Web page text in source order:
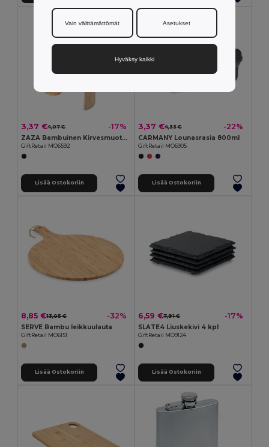
3,37 €4,07 € -17%
ZAZA Bambuinen Kirvesmuotoinen Pizzaleikkuri
GiftRetail MO6592
Lisää Ostokoriin
3,37 €4,33 € -22%
CARMANY Lounasrasia 800ml
GiftRetail MO6905
Lisää Ostokoriin
8,85 €13,05 € -32%
SERVE Bambu leikkuulauta
GiftRetail MO6151
Lisää Ostokoriin
6,59 €7,91 € -17%
SLATE4 Liuskekivi 4 kpl
GiftRetail MO9124
Lisää Ostokoriin
Vain välttämättömät Asetukset
Hyväksy kaikki